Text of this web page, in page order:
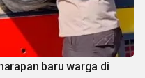
baru warga di